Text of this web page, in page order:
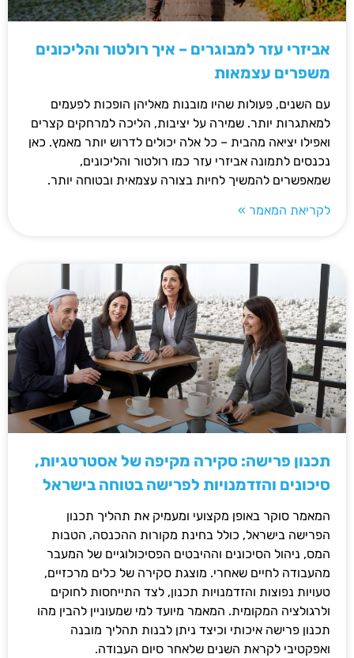
אביזרי עזר למבוגרים – איך רולטור והליכונים
משפרים עצמאות
עם השנים, פעולות שהיו מובנות מאליהן הופכות לפעמים
למאתגרות יותר. שמירה על יציבות, הליכה למרחקים קצרים
ואפילו יציאה מהבית – כל אלה יכולים לדרוש יותר מאמץ. כאן
נכנסים לתמונה אביזרי עזר כמו רולטור והליכונים,
שמאפשרים להמשיך לחיות בצורה עצמאית ובטוחה יותר.
לקריאת המאמר »
תכנון פרישה: סקירה מקיפה של אסטרטגיות,
סיכונים והזדמנויות לפרישה בטוחה בישראל
המאמר סוקר באופן מקצועי ומעמיק את תהליך תכנון
הפרישה בישראל, כולל בחינת מקורות ההכנסה, הטבות
המס, ניהול הסיכונים וההיבטים הפסיכולוגיים של המעבר
מהעבודה לחיים שאחרי. מוצגת סקירה של כלים מרכזיים,
טעויות נפוצות והזדמנויות תכנון, לצד התייחסות לחוקים
ולרגולציה המקומית. המאמר מיועד למי שמעוניין להבין מהו
תכנון פרישה איכותי וכיצד ניתן לבנות תהליך מובנה
ואפקטיבי לקראת השנים שלאחר סיום העבודה.